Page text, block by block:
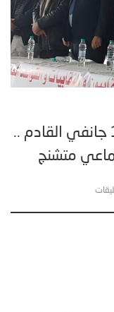
الطبوبي يكشف عن اضراب 17 جانفي القادم ..
متشنج